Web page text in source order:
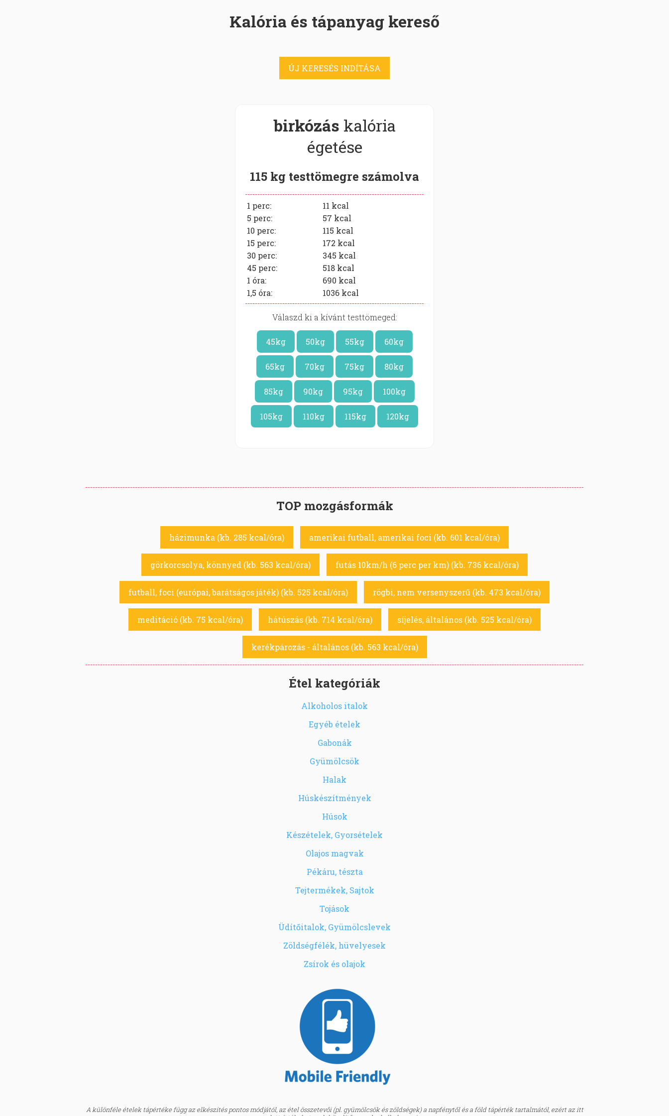
Kalória és tápanyag kereső
ÚJ KERESÉS INDÍTÁSA
birkózás kalória
égetése
115 kg testtömegre számolva
1 perc: 11 kcal
5 perc:
57 kcal
10 perc:
115 kcal
15 perc:
172 kcal
30 perc:
345 kcal
45 perc:
518 kcal
1 óra:
690 kcal
1,5 óra:
1036 kcal
Válaszd ki a kívánt testtömeged:
45kg 50kg 55kg 60kg
65kg 70kg 75kg 80kg
85kg 90kg 95kg 100kg
105kg 110kg 115kg 120kg
TOP mozgásformák
házimunka (kb. 285 kcal/óra) amerikai futball, amerikai foci (kb. 601 kcal/óra)
görkorcsolya, könnyed (kb. 563 kcal/óra) futás 10km/h (6 perc per km) (kb. 736 kcal/óra)
futball, foci (európai, barátságos játék) (kb. 525 kcal/óra) rögbi, nem versenyszerű (kb. 473 kcal/óra)
meditáció (kb. 75 kcal/óra) hátúszás (kb. 714 kcal/óra) síjelés, általános (kb. 525 kcal/óra)
kerékpározás - általános (kb. 563 kcal/óra)
Étel kategóriák
Alkoholos italok
Egyéb ételek
Gabonák
Gyümölcsök
Halak
Húskészítmények
Húsok
Készételek, Gyorsételek
Olajos magvak
Pékáru, tészta
Tejtermékek, Sajtok
Tojások
Üdítőitalok, Gyümölcslevek
Zöldségfélék, hüvelyesek
Zsírok és olajok
A különféle ételek tápértéke függ az elkészítés pontos módjától, az étel összetevői (pl. gyümölcsök és zöldségek) a napfénytől és a föld tápérték tartalmától, ezért az itt